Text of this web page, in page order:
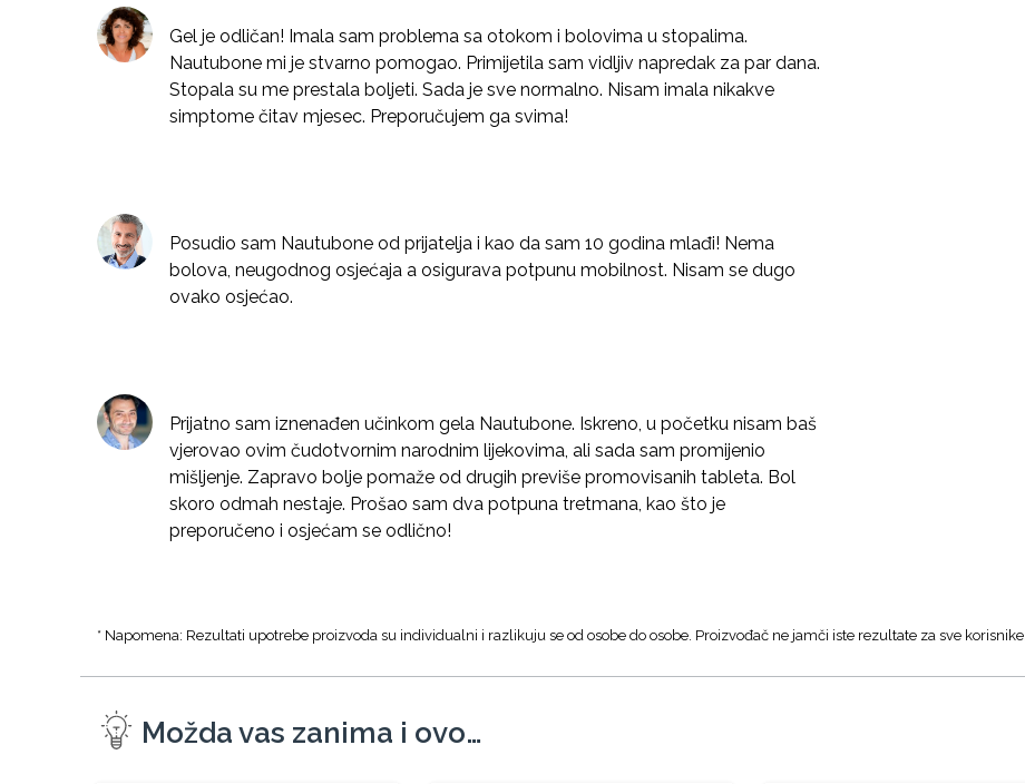
Gel je odličan! Imala sam problema sa otokom i bolovima u stopalima.
Nautubone mi je stvarno pomogao. Primijetila sam vidljiv napredak za par dana.
Stopala su me prestala boljeti. Sada je sve normalno. Nisam imala nikakve
simptome čitav mjesec. Preporučujem ga svima!
Posudio sam Nautubone od prijatelja i kao da sam 10 godina mlađi! Nema
bolova, neugodnog osjećaja a osigurava potpunu mobilnost. Nisam se dugo
ovako osjećao.
Prijatno sam iznenađen učinkom gela Nautubone. Iskreno, u početku nisam baš
vjerovao ovim čudotvornim narodnim lijekovima, ali sada sam promijenio
mišljenje. Zapravo bolje pomaže od drugih previše promovisanih tableta. Bol
skoro odmah nestaje. Prošao sam dva potpuna tretmana, kao što je
preporučeno i osjećam se odlično!
* Napomena: Rezultati upotrebe proizvoda su individualni i razlikuju se od osobe do osobe. Proizvođač ne jamči iste rezultate za sve korisnike.
Možda vas zanima i ovo…